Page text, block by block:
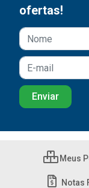
ofertas!
Meus
Notas